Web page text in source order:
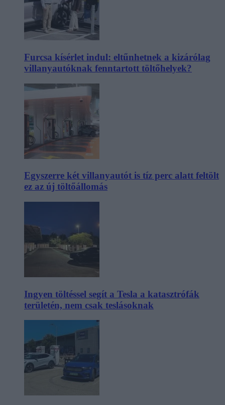
Furcsa kísérlet indul: eltűnhetnek a kizárólag
villanyautóknak fenntartott töltőhelyek?
Egyszerre két villanyautót is tíz perc alatt feltölt
ez az új töltőállomás
Ingyen töltéssel segít a Tesla a katasztrófák
területén, nem csak teslásoknak